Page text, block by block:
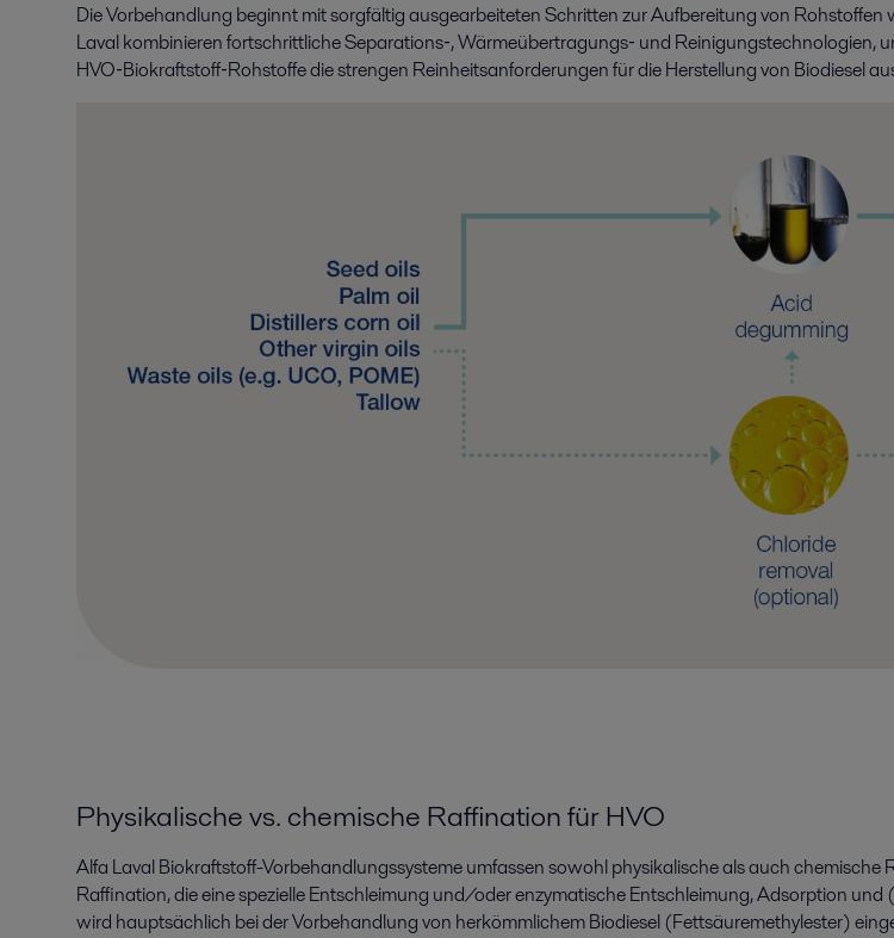
Die Vorbehandlung beginnt mit sorgfältig ausgearbeiteten Schritten zur Aufbereitung von
Laval kombinieren fortschrittliche Separations‑, Wärmeübertragungs‑ und Reinigungstechnologien,
HVO‑Biokraftstoff‑Rohstoffe die strengen Reinheitsanforderungen für die Herstellung von Biodiesel
Physikalische vs. chemische Raffination für HVO
Alfa Laval Biokraftstoff-Vorbehandlungssysteme umfassen sowohl physikalische als auch
Raffination, die eine spezielle Entschleimung und/oder enzymatische Entschleimung, Adsorption
wird hauptsächlich bei der Vorbehandlung von herkömmlichem Biodiesel (Fettsäuremethylester)